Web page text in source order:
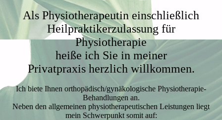
Als Physiotherapeutin einschließlich
Heilpraktikerzulassung für
Physiotherapie
heiße ich Sie in meiner
Privatpraxis herzlich willkommen.
Ich biete Ihnen orthopädisch/gynäkologische Physiotherapie-
Behandlungen an.
Neben den allgemeinen physiotherapeutischen Leistungen liegt
mein Schwerpunkt somit auf: